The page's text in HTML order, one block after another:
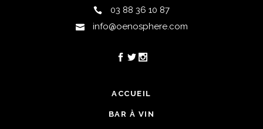
03 88 36 10 87
info@oenosphere.com
ACCUEIL
BAR À VIN